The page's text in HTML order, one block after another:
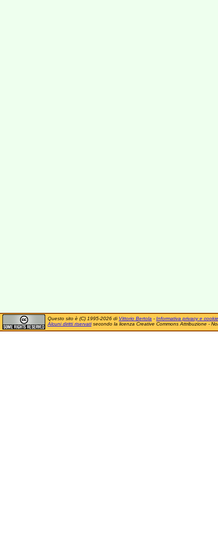
Questo sito è (C) 1995-2026 di Vittorio Bertola - Informativa privacy e cookie
Alcuni diritti riservatisecondo la licenza Creative Commons Attribuzione -